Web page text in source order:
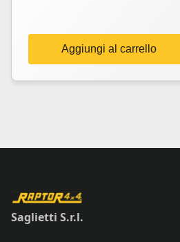
Aggiungi al carrello
Saglietti S.r.l.